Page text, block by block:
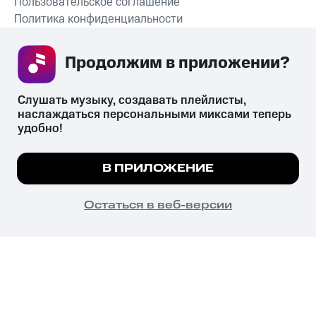
СКАЧАТЬ ПРИЛОЖЕНИЕ
Политика конфиденциальности
психотропных веществ, их аналогов причиняет вред здоровью,
их незаконный оборот запрещён и влечёт установленную
законодательством ответственность.
© 2026 ООО «КИОН».
Все права защищены
Мы используем куки, чтобы на сайте все
Подробнее
ПОНЯТНО
Слушать музыку, создавать плейлисты,
наслаждаться персональными миксами теперь
удобно!
В ПРИЛОЖЕНИЕ
Остаться в веб-версии